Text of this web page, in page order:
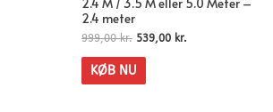
2.4 meter
999,00kr. 539,00 kr.
KØB NU